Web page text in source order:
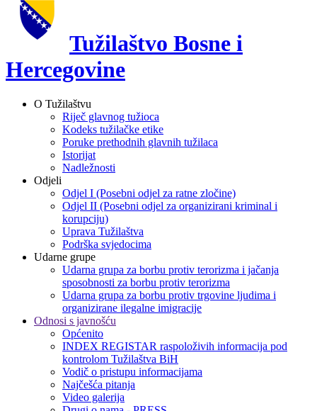
Tužilaštvo Bosne i
Hercegovine
O Tužilaštvu
Riječ glavnog tužioca
Kodeks tužilačke etike
Poruke prethodnih glavnih tužilaca
Istorijat
Nadležnosti
Odjeli
Odjel I (Posebni odjel za ratne zločine)
Odjel II (Posebni odjel za organizirani kriminal i
korupciju)
Uprava Tužilaštva
Podrška svjedocima
Udarne grupe
Udarna grupa za borbu protiv terorizma i jačanja
sposobnosti za borbu protiv terorizma
Udarna grupa za borbu protiv trgovine ljudima i
organizirane ilegalne imigracije
Odnosi s javnošću
Općenito
INDEX REGISTAR raspoloživih informacija pod
kontrolom Tužilaštva BiH
Vodič o pristupu informacijama
Najčešća pitanja
Video galerija